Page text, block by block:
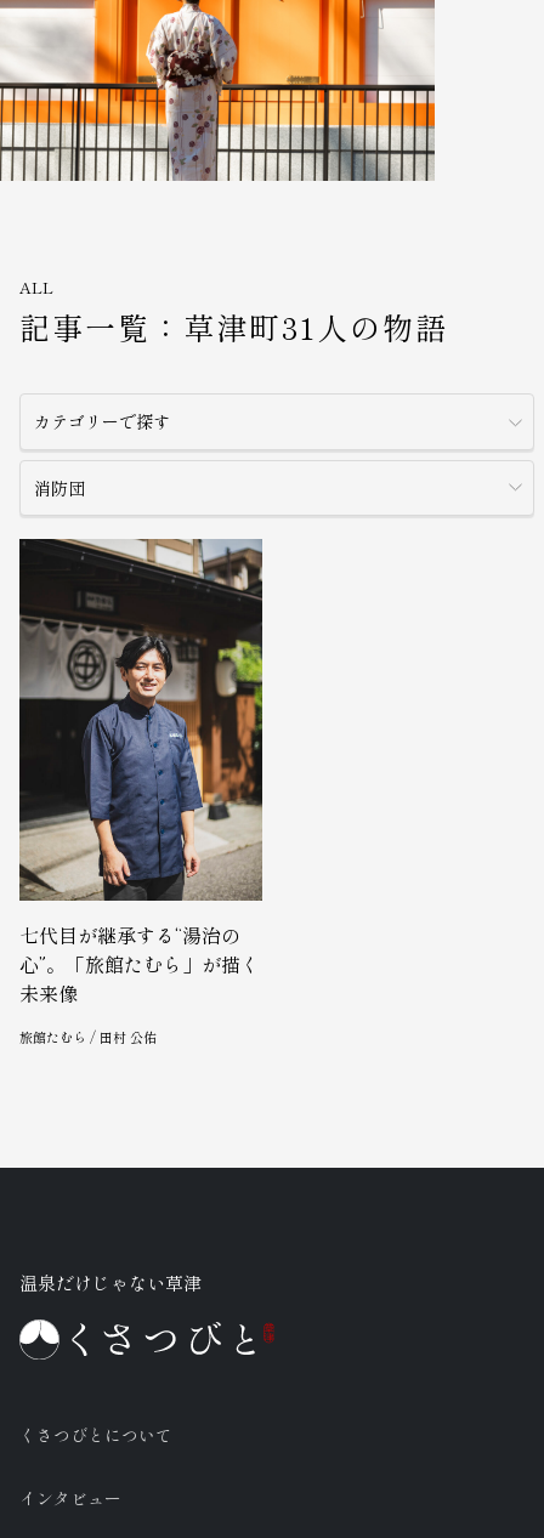
ALL
記事一覧：草津町31人の物語
カテゴリーで探す
消防団
七代目が継承する“湯治の
心”。「旅館たむら」が描く
未来像
旅館たむら / 田村 公佑
温泉だけじゃない草津
くさつびとについて
インタビュー